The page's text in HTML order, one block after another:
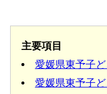
主要項目
愛媛県東予子
愛媛県東予子